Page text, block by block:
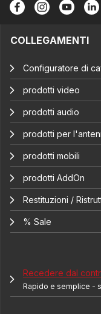
COLLEGAMENTI
Configuratore di
prodotti video
prodotti audio
prodotti per
prodotti mobili
prodotti AddOn
Restituzioni /
% Sale
Recedere dal
Rapido e semplice -